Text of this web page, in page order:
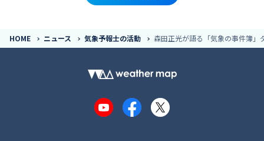
HOME ニュース 気象予報士の活動 森田正光が語る「気象の事件簿」
YouTubeFacebook
X